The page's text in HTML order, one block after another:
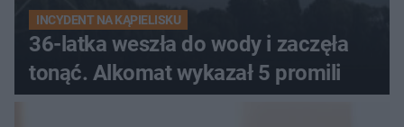
INCYDENT NA KĄPIELISKU
36-latka weszła do wody i zaczęła
tonąć. Alkomat wykazał 5 promili